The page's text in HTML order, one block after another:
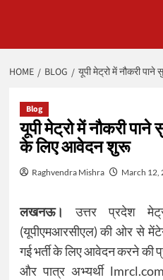
HOME BLOG यूपी मेट्रो में नौकरी
Blog
यूपी मेट्रो में नौकरी पाने
के लिए आवेदन शुरू
Raghvendra Mishra March 12,
लखनऊ।
उत्तर प्रदेश
(यूपीएमआरसीएल) की ओर से
गई भर्ती के लिए आवेदन करने की
और पात्र अभ्यर्थी